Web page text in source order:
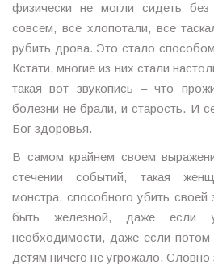
физически не могли сидеть
совсем, все хлопотали, все
рубить дрова. Это стало
Кстати, многие из них стали
такая вот звукопись – что
болезни не брали, и старость. И
Бог здоровья.
В самом крайнем своем
стечении событий, такая
монстра, способного убить
быть железной, даже если
необходимости, даже если
детям ничего не угрожало. Словно